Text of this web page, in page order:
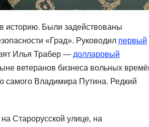
историю. Были задействованы
«Град». Руководил первый
Илья Трабер — долларовый
ветеранов бизнеса вольных
самого Владимира Путина. Редкий
Старорусской улице, на